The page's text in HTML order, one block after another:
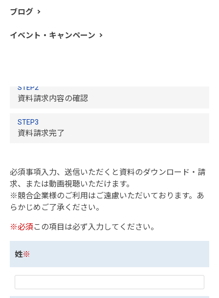
ブログ
イベント・キャンペーン
ステム（FI-MHS）について、特長と分析作業に関連する
項目をご紹介します。
STEP2
資料請求内容の確認
STEP3
資料請求完了
必須事項入力、送信いただくと資料のダウンロード・請
求、または動画視聴いただけます。
※競合企業様のご利用はご遠慮いただいております。あ
らかじめご了承ください。
※必須 この項目は必ず入力してください。
姓※